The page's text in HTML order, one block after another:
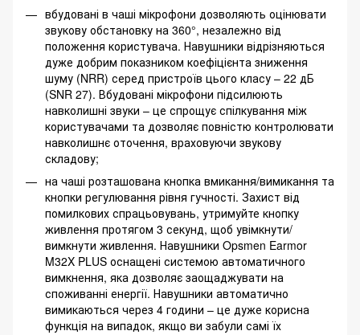
вбудовані в чаші мікрофони дозволяють оцінювати
звукову обстановку на 360°, незалежно від
положення користувача. Навушники відрізняються
дуже добрим показником коефіцієнта зниження
шуму (NRR) серед пристроїв цього класу – 22 дБ
(SNR 27). Вбудовані мікрофони підсилюють
навколишні звуки – це спрощує спілкування між
користувачами та дозволяє повністю контролювати
навколишнє оточення, враховуючи звукову
складову;
на чаші розташована кнопка вмикання/вимикання та
кнопки регулювання рівня гучності. Захист від
помилкових спрацьовувань, утримуйте кнопку
живлення протягом 3 секунд, щоб увімкнути/
вимкнути живлення. Навушники Opsmen Earmor
M32X PLUS оснащені системою автоматичного
вимкнення, яка дозволяє заощаджувати на
споживанні енергії. Навушники автоматично
вимикаються через 4 години – це дуже корисна
функція на випадок, якщо ви забули самі їх